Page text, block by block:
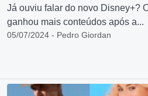
Já ouviu falar do novo Disney+?
ganhou mais conteúdos após a...
05/07/2024 - Pedro Giordan